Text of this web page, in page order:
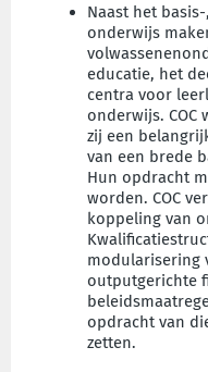
Naast het
onderwijs
educatie, het
centra voor
onderwijs.
zij een
van een brede
Hun opdracht
worden. COC
koppeling van
modularisering
outputgerichte
opdracht van
zetten.